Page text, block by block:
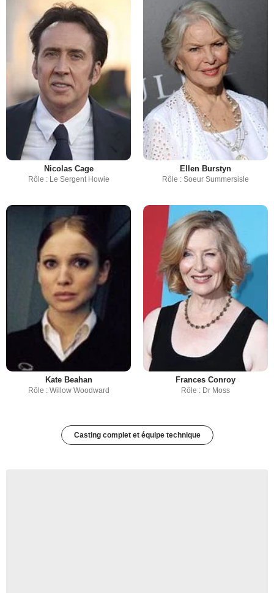
Nicolas Cage
Rôle : Le Sergent Howie
Ellen Burstyn
Rôle : Soeur Summersisle
Kate Beahan
Rôle : Willow Woodward
Frances Conroy
Rôle : Dr Moss
Casting complet et équipe technique